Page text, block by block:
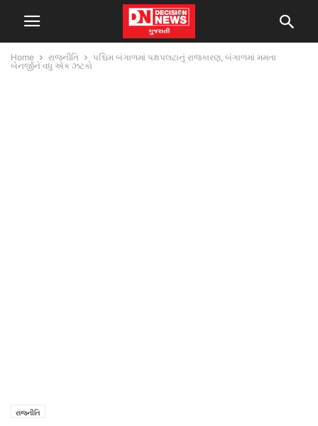
Home રાજનીતિ
પશ્ચિમ બંગાળમાં પક્ષપલટાનું રાજકારણ, બંગાળમાં મમતા
બેનર્જીને વધુ એક ઝટકો
રાજનીતિ